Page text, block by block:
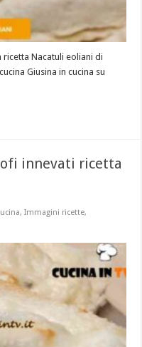
Nacatuli eoliani di
Giusina in cucina su
innevati ricetta
,Immagini ricette,